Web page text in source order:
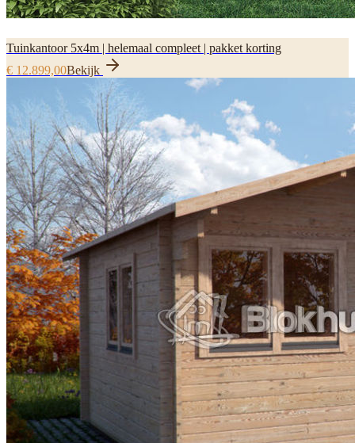
Tuinkantoor 5x4m | helemaal compleet | pakket korting
€ 12.899,00Bekijk